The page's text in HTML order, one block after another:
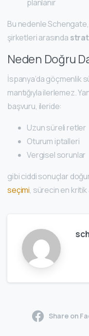
planlanır
Bu nedenle Schengate,
şirketleri arasında
Neden Doğru
İspanya’da göçmenlik
mantığıyla ilerlemez.
başvuru, ileride:
Uzun süreli retler
Oturum iptalleri
Vergisel sorunlar
gibi ciddi sonuçlar
seçimi, sürecin en kritik
Share on